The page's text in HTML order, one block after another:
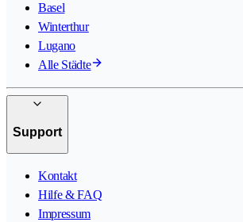
Basel
Winterthur
Lugano
Alle Städte
Support
Kontakt
Hilfe & FAQ
Impressum